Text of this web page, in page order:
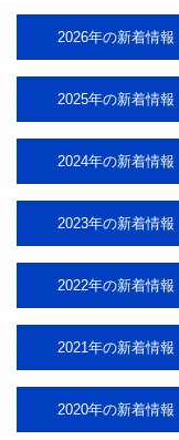
2026年の新着情報
2025年の新着情報
2024年の新着情報
2023年の新着情報
2022年の新着情報
2021年の新着情報
2020年の新着情報